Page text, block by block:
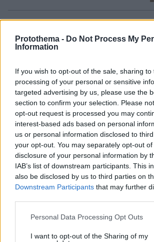
Protothema - Do Not Process My
Information
If you wish to opt-out of the sale, sharing
processing of your personal or sensitive
targeted advertising by us, please use the
section to confirm your selection. Please
opt-out request is processed you may
interest-based ads based on personal
us or personal information disclosed to
your opt-out. You may separately opt-out
disclosure of your personal information by
IAB’s list of downstream participants. This
also be disclosed by us to third parties on
Downstream Participants that may further
Please note that this website/app uses one
not limited to your visit or usage behaviour.
Personal Data Processing Opt Outs
I want to opt-out of the Sharing of my
του ωκεανού: Τρώνε από αχινούς
μέχρι γάτες και προφυλακτικά,
06.08.2026, 14:45 13
Πήγαν να κλέψουν καλώδια στον Άγιο
Στέφανο, ο ένας έπαθε
ηλεκτροπληξία και έπεσε από ύψος, οι
δύο συνεργοί του τον παράτησαν
νεκρό σε αυτοκίνητο
06.08.2026, 12:10 143
«Τα παιδιά έχουν μια μικρή ίωση»: Το
πρώην σύζυγό της πριν δολοφονήσει